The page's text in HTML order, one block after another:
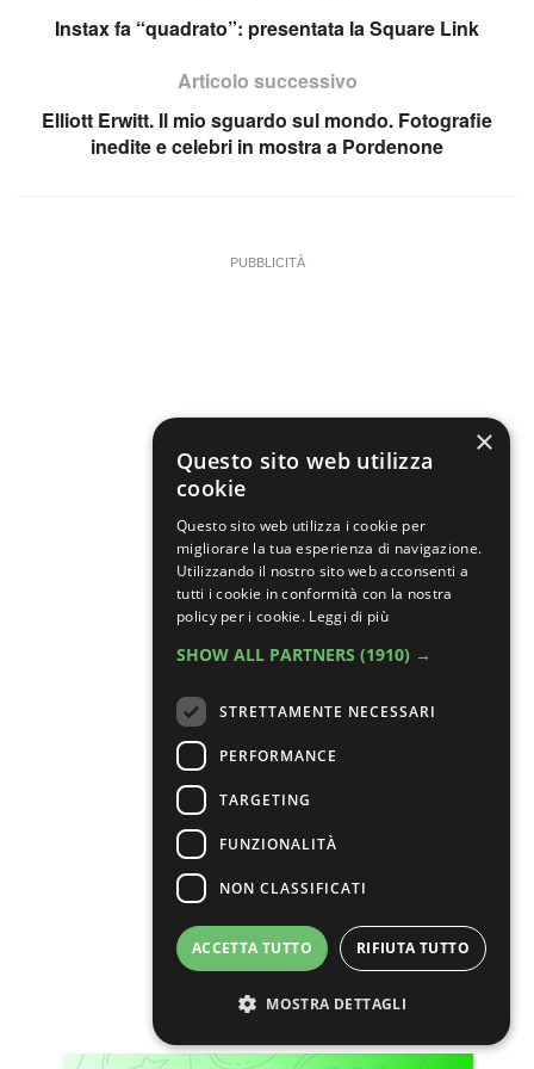
Instax fa “quadrato”: presentata la Square Link
Articolo successivo
Elliott Erwitt. Il mio sguardo sul mondo. Fotografie
inedite e celebri in mostra a Pordenone
PUBBLICITÀ
×
Questo sito web utilizza
cookie
Questo sito web utilizza i cookie per
migliorare la tua esperienza di navigazione.
Utilizzando il nostro sito web acconsenti a
tutti i cookie in conformità con la nostra
policy per i cookie. Leggi di più
SHOW ALL PARTNERS (1910) →
STRETTAMENTE NECESSARI
PERFORMANCE
TARGETING
FUNZIONALITÀ
NON CLASSIFICATI
ACCETTA TUTTO RIFIUTA TUTTO
MOSTRA DETTAGLI